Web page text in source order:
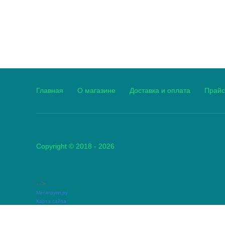
Главная О магазине Доставка и оплата
Copyright © 2018 - 2026
-->
Мегагрупп.ру
Карта сайта